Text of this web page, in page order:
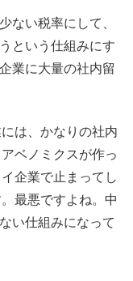
ない税率にして、
という仕組みにす
業に大量の社内留
は、かなりの社内
ベノミクスが作っ
企業で止まってし
最悪ですよね。中
い仕組みになって